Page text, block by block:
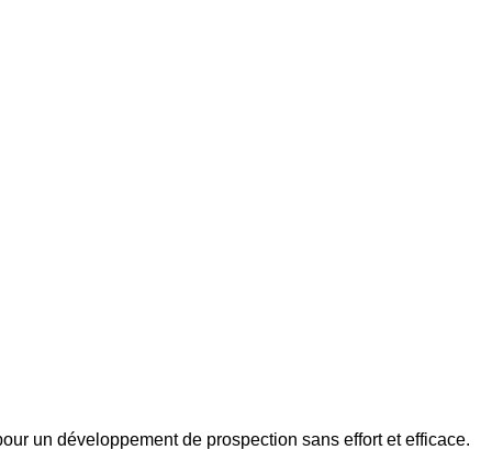
un développement de prospection sans effort et efficace.